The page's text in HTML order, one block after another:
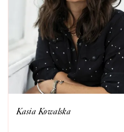
Kasia Kowalska